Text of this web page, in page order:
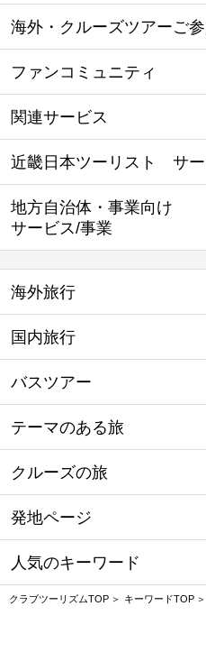
海外・クルーズツアーご
ファンコミュニティ
関連サービス
近畿日本ツーリスト サー
地方自治体・事業向け
サービス/事業
海外旅行
国内旅行
バスツアー
テーマのある旅
クルーズの旅
発地ページ
人気のキーワード
クラブツーリズムTOP キーワードTOP